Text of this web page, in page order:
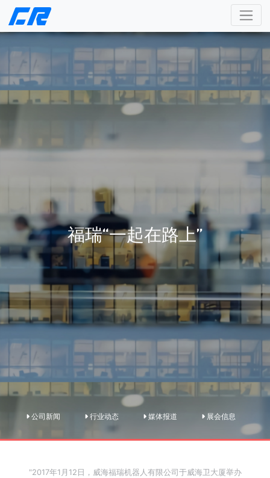
福瑞“一起在路上”
公司新闻 行业动态 媒体报道 展会信息
"2017年1月12日，威海福瑞机器人有限公司于威海卫大厦举办